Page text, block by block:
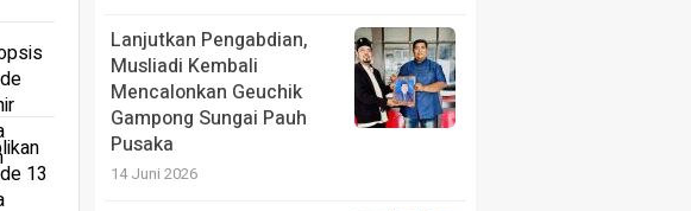
Lanjutkan Pengabdian,
Musliadi Kembali
Mencalonkan Geuchik
Gampong Sungai Pauh
Pusaka
14 Juni 2026